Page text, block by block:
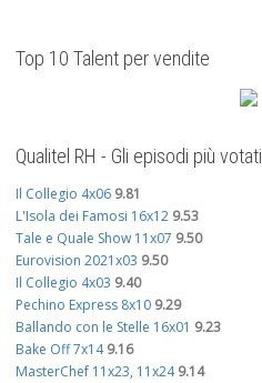
Top 10 Talent per vendite
Qualitel RH - Gli episodi più votati
Il Collegio 4x06 9.81
L'Isola dei Famosi 16x12 9.53
Tale e Quale Show 11x07 9.50
Eurovision 2021x03 9.50
Il Collegio 4x03 9.40
Pechino Express 8x10 9.29
Ballando con le Stelle 16x01 9.23
Bake Off 7x14 9.16
MasterChef 11x23, 11x24 9.14